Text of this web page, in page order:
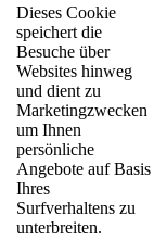
Dieses Cookie
speichert die
Besuche über
Websites hinweg
und dient zu
Marketingzwecken
um Ihnen
persönliche
Angebote auf Basis
Ihres
Surfverhaltens zu
unterbreiten.